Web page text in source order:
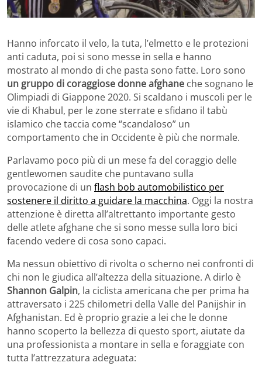
Hanno inforcato il velo, la tuta, l’elmetto e le protezioni
anti caduta, poi si sono messe in sella e hanno
mostrato al mondo di che pasta sono fatte. Loro sono
un gruppo di coraggiose donne afghane che sognano le
Olimpiadi di Giappone 2020. Si scaldano i muscoli per le
vie di Khabul, per le zone sterrate e sfidano il tabù
islamico che taccia come “scandaloso” un
comportamento che in Occidente è più che normale.
Parlavamo poco più di un mese fa del coraggio delle
gentlewomen saudite che puntavano sulla
provocazione di un flash bob automobilistico per
sostenere il diritto a guidare la macchina. Oggi la nostra
attenzione è diretta all’altrettanto importante gesto
delle atlete afghane che si sono messe sulla loro bici
facendo vedere di cosa sono capaci.
Ma nessun obiettivo di rivolta o scherno nei confronti di
chi non le giudica all’altezza della situazione. A dirlo è
Shannon Galpin, la ciclista americana che per prima ha
attraversato i 225 chilometri della Valle del Panijshir in
Afghanistan. Ed è proprio grazie a lei che le donne
hanno scoperto la bellezza di questo sport, aiutate da
una professionista a montare in sella e foraggiate con
tutta l’attrezzatura adeguata: